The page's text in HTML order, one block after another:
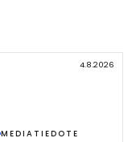
4.8.2026
MEDIATIEDOTE